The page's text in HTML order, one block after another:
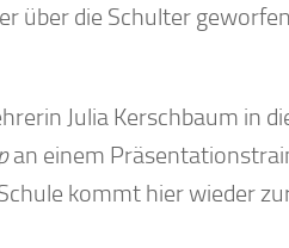
über die Schulter
Julia Kerschbaum in
an einem
kommt hier wieder